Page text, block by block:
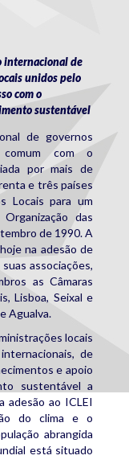
internacional de
unidos pelo
com o
sustentável
de governos
comum com o
por mais de
e três países
Locais para um
das
de 1990. A
na adesão de
associações,
as Câmaras
Lisboa, Seixal e
Agualva.
locais
de
e apoio
sustentável a
adesão ao ICLEI
do clima e o
abrangida
está situado